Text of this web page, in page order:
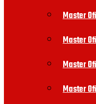
Master
Master
Master
Master